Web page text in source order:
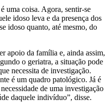
uma coisa. Agora, sentir-se
idoso leva e da presença dos
idoso quanto, até mesmo, do
apoio da família e, ainda assim,
o geriatra, a situação pode
necessita de investigação.
é um quadro patológico. Já é
de uma investigação
daquele indivíduo”, disse.